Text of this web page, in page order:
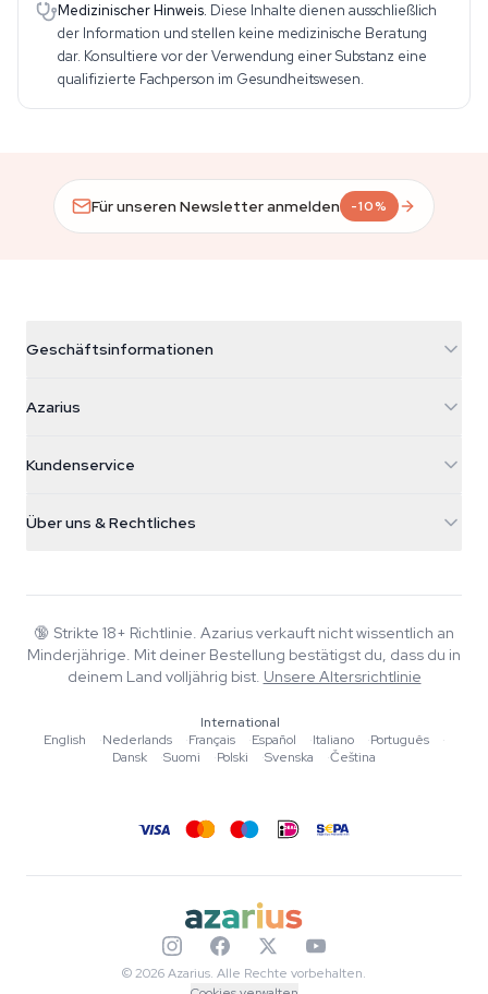
Medizinischer Hinweis. Diese Inhalte dienen ausschließlich
der Information und stellen keine medizinische Beratung
dar. Konsultiere vor der Verwendung einer Substanz eine
qualifizierte Fachperson im Gesundheitswesen.
Für unseren Newsletter anmelden -10%
Geschäftsinformationen
Galvaniweg 11
Nederland
+31(0)204897914
Azarius
Smokeshop
Kundenservice
FAQ
Datenschutzrichtlinie
Über uns & Rechtliches
Wiki
Blog
Musik
Redaktionelle Standards
Tools & Rechner
🔞 Strikte 18+ Richtlinie. Azarius verkauft nicht wissentlich an
Minderjährige. Mit deiner Bestellung bestätigst du, dass du in
deinem Land volljährig bist. Unsere Altersrichtlinie
International
English
·Nederlands ·Français ·Español ·Italiano ·Português
·
Dansk
·Suomi ·Polski ·Svenska ·Čeština
© 2026 Azarius. Alle Rechte vorbehalten.